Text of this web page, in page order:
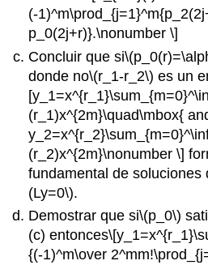
(-
p_0(2j+r)}.\nonumber \]
Concluir que si
donde no\(r_1-r_2\) es un
(r_1)x^{2m}\quad\mbox{
(r_2)x^{2m}\nonumber \]
fundamental de soluciones
(Ly=0\).
Demostrar que si\(p_0\)
(c) entonces
{(-1)^m\over